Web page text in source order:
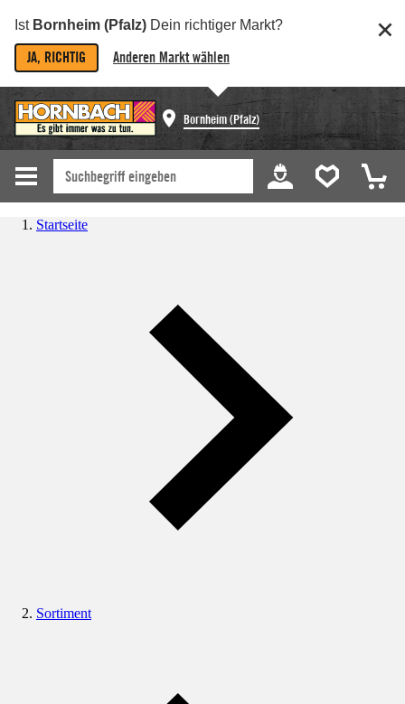
Ist Bornheim (Pfalz) Dein richtiger Markt?
JA, RICHTIG Anderen Markt wählen
Bornheim (Pfalz)
Startseite
Sortiment